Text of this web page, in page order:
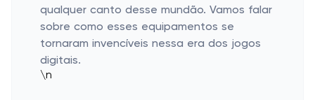
qualquer canto desse mundão. Vamos falar
sobre como esses equipamentos se
tornaram invencíveis nessa era dos jogos
digitais.
\n